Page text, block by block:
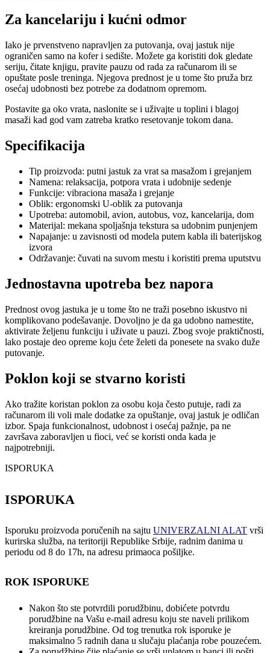
Za kancelariju i kućni odmor
Iako je prvenstveno napravljen za putovanja, ovaj jastuk nije
ograničen samo na kofer i sedište. Možete ga koristiti dok gledate
seriju, čitate knjigu, pravite pauzu od rada za računarom ili se
opuštate posle treninga. Njegova prednost je u tome što pruža brz
osećaj udobnosti bez potrebe za dodatnom opremom.
Postavite ga oko vrata, naslonite se i uživajte u toplini i blagoj
masaži kad god vam zatreba kratko resetovanje tokom dana.
Specifikacija
Tip proizvoda: putni jastuk za vrat sa masažom i grejanjem
Namena: relaksacija, potpora vrata i udobnije sedenje
Funkcije: vibraciona masaža i grejanje
Oblik: ergonomski U-oblik za putovanja
Upotreba: automobil, avion, autobus, voz, kancelarija, dom
Materijal: mekana spoljašnja tekstura sa udobnim punjenjem
Napajanje: u zavisnosti od modela putem kabla ili baterijskog
izvora
Održavanje: čuvati na suvom mestu i koristiti prema uputstvu
Jednostavna upotreba bez napora
Prednost ovog jastuka je u tome što ne traži posebno iskustvo ni
komplikovano podešavanje. Dovoljno je da ga udobno namestite,
aktivirate željenu funkciju i uživate u pauzi. Zbog svoje praktičnosti,
lako postaje deo opreme koju ćete želeti da ponesete na svako duže
putovanje.
Poklon koji se stvarno koristi
Ako tražite koristan poklon za osobu koja često putuje, radi za
računarom ili voli male dodatke za opuštanje, ovaj jastuk je odličan
izbor. Spaja funkcionalnost, udobnost i osećaj pažnje, pa ne
završava zaboravljen u fioci, već se koristi onda kada je
najpotrebniji.
ISPORUKA
ISPORUKA
Isporuku proizvoda poručenih na sajtu UNIVERZALNI ALAT vrši
kurirska služba, na teritoriji Republike Srbije, radnim danima u
periodu od 8 do 17h, na adresu primaoca pošiljke.
ROK ISPORUKE
Nakon što ste potvrdili porudžbinu, dobićete potvrdu
porudžbine na Vašu e-mail adresu koju ste naveli prilikom
kreiranja porudžbine. Od tog trenutka rok isporuke je
maksimalno 5 radnih dana u slučaju plaćanja robe pouzećem.